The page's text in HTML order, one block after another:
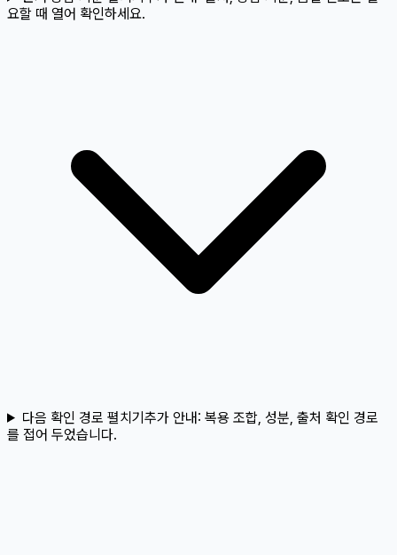
요할 때 열어 확인하세요.
다음 확인 경로 펼치기추가 안내: 복용 조합, 성분, 출처 확인 경로
를 접어 두었습니다.